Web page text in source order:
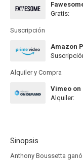
Gratis:
Suscripción
Amazon
Alquiler y Compra
Vimeo on
Alquiler:
Sinopsis
Anthony Boussetta